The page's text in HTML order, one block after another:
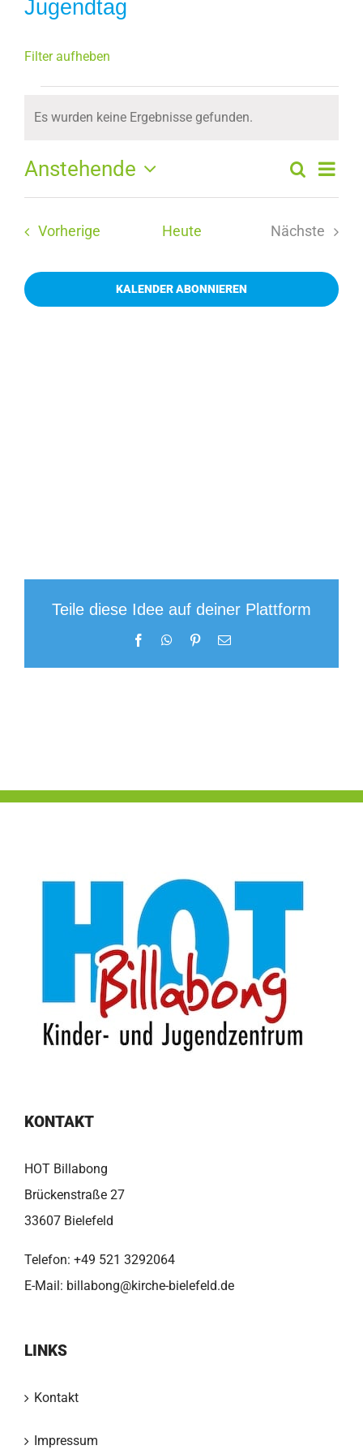
Jugendtag
Filter aufheben
Veranstaltungen
Es wurden keine Ergebnisse gefunden.
Suche
Anstehende
Datum
VorherigeVeranstaltungen
Heute
Nächste
KALENDER ABONNIEREN
Teile diese Idee auf deiner Plattform
FacebookWhatsApp
Pinterest
E-
KONTAKT
HOT Billabong
Brückenstraße 27
33607 Bielefeld
Telefon: +49 521 3292064
E-Mail: billabong@kirche-bielefeld.de
LINKS
Kontakt
Impressum